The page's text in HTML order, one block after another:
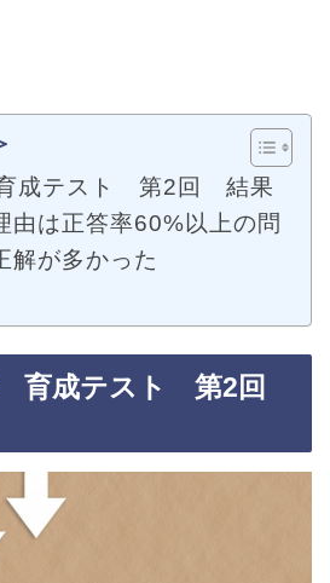
成テスト 第2回 結果
由は正答率60%以上の問
解が多かった
育成テスト 第2回